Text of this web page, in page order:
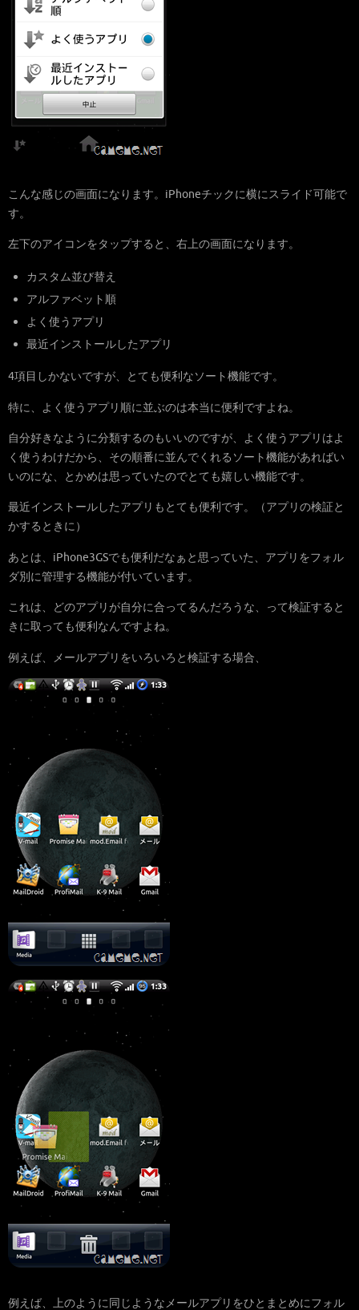
こんな感じの画面になります。iPhoneチックに横にスライド可能で
す。
左下のアイコンをタップすると、右上の画面になります。
カスタム並び替え
アルファベット順
よく使うアプリ
最近インストールしたアプリ
4項目しかないですが、とても便利なソート機能です。
特に、よく使うアプリ順に並ぶのは本当に便利ですよね。
自分好きなように分類するのもいいのですが、よく使うアプリはよ
く使うわけだから、その順番に並んでくれるソート機能があればい
いのにな、とかめは思っていたのでとても嬉しい機能です。
最近インストールしたアプリもとても便利です。（アプリの検証と
かするときに）
あとは、iPhone3GSでも便利だなぁと思っていた、アプリをフォル
ダ別に管理する機能が付いています。
これは、どのアプリが自分に合ってるんだろうな、って検証すると
きに取っても便利なんですよね。
例えば、メールアプリをいろいろと検証する場合、
例えば、上のように同じようなメールアプリをひとまとめにフォル